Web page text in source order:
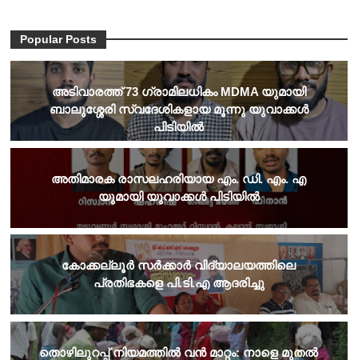
Popular Posts
അടിവാരത്ത് 73 ഗ്രാമിലധികം MDMA യുമായി
ബാലുശ്ശേരി സ്വദേശികളായ മൂന്നു യുവാക്കൾ
പിടിയിൽ
അതിമാരക രാസലഹരിയായ എം. ഡി. എം. എ
യുമായി യുവാക്കൾ പിടിയിൽ
കോക്കല്ലൂർ സർക്കാർ വിദ്യാലയത്തിലെ
പ്രതിഭകളെ പി.ടി.എ ആദരിച്ചു
തൊഴിലുറപ്പ് നിയമത്തില്‍ വന്‍ മാറ്റം: നാളെ മുതല്‍